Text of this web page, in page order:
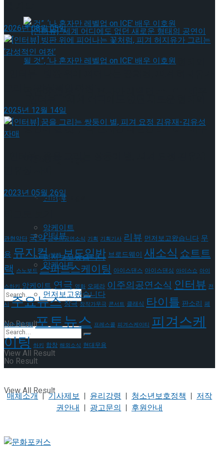
[인터뷰] “세계 어디에도 없던 새로운 형태의
이호원
인터뷰
앙케이트
먼저보고왔습니다
No Result
View All Result
공연이 될 것”, ‘나 혼자만 레벨업 on ICE’ 배우
Trending Tags
인터뷰
앙케이트
먼저보고왔습니다
No Result
View All Result
2026년 08월 05일
2025년 12월 14일
2023년 05월 26일
관현악단 국악 금주의공연소식 기획 기획기사 리뷰 먼저보고왔습니다 무
용 뮤지컬 발레 보도일반 브로드웨이 새소식쇼트트
랙 스노보드 스피드스케이팅 아이스댄스 아이스댄싱 아이스쇼 아이
스하키 앙케이트 연극 영화 오페라 이주의공연소식 인터뷰 전
시 주요뉴스 창극 창작가무극 콘서트 클래식 타이틀 판소리 페
어스케이팅 포토뉴스 프레스콜 피겨스케이티 피겨스케
이팅 하키 합창 해외소식 현대무용
매체소개|기사제보 | 윤리강령 | 청소년보호정책 | 저작
권안내 | 광고문의 | 후원안내